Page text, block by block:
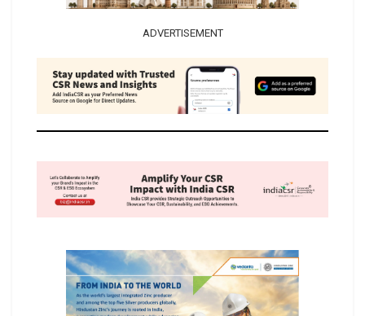
ADVERTISEMENT